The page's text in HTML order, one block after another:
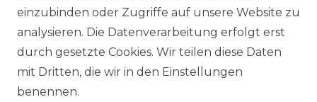
WIDERRUFSRECHT
IMPRESSUM
einzubinden oder Zugriffe auf unsere Website zu
analysieren. Die Datenverarbeitung erfolgt erst
durch gesetzte Cookies. Wir teilen diese Daten
mit Dritten, die wir in den Einstellungen
benennen.